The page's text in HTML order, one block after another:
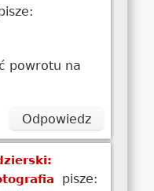
powrotu na
Odpowiedz
pisze: